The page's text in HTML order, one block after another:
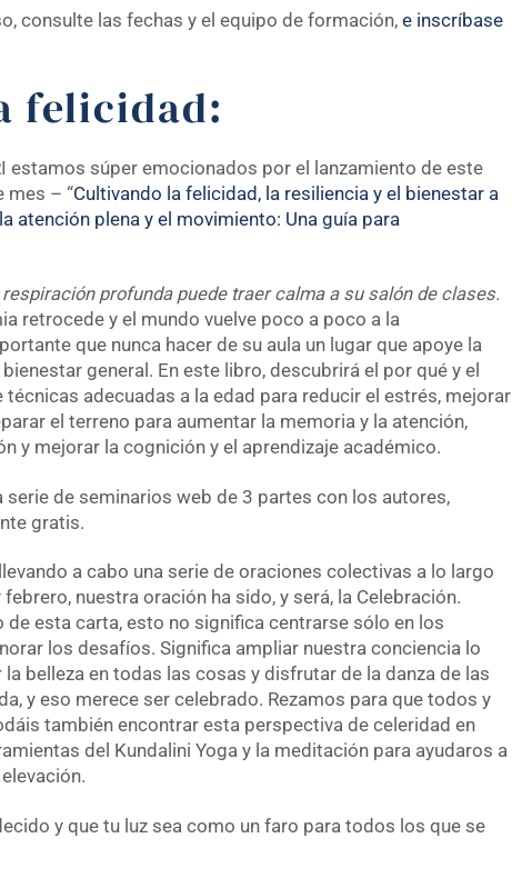
consulte las fechas y el equipo de formación, e inscríbase
felicidad:
estamos súper emocionados por el lanzamiento de este
mes – “Cultivando la felicidad, la resiliencia y el bienestar a
atención plena y el movimiento: Una guía para
profunda puede traer calma a su salón de clases.
retrocede y el mundo vuelve poco a poco a la
que nunca hacer de su aula un lugar que apoye la
general. En este libro, descubrirá el por qué y el
adecuadas a la edad para reducir el estrés, mejorar
el terreno para aumentar la memoria y la atención,
y mejorar la cognición y el aprendizaje académico.
serie de seminarios web de 3 partes con los autores,
gratis.
a cabo una serie de oraciones colectivas a lo largo
nuestra oración ha sido, y será, la Celebración.
esta carta, esto no significa centrarse sólo en los
los desafíos. Significa ampliar nuestra conciencia lo
belleza en todas las cosas y disfrutar de la danza de las
y eso merece ser celebrado. Rezamos para que todos y
también encontrar esta perspectiva de celeridad en
del Kundalini Yoga y la meditación para ayudaros a
y que tu luz sea como un faro para todos los que se